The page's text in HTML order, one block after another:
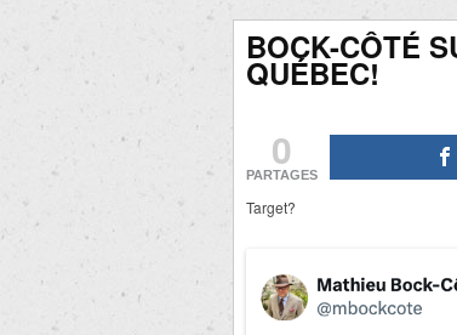
BOCK-CÔTÉ
QUÉBEC!
0
PARTAGES
Target?